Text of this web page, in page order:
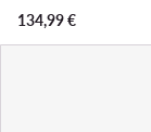
134,99€